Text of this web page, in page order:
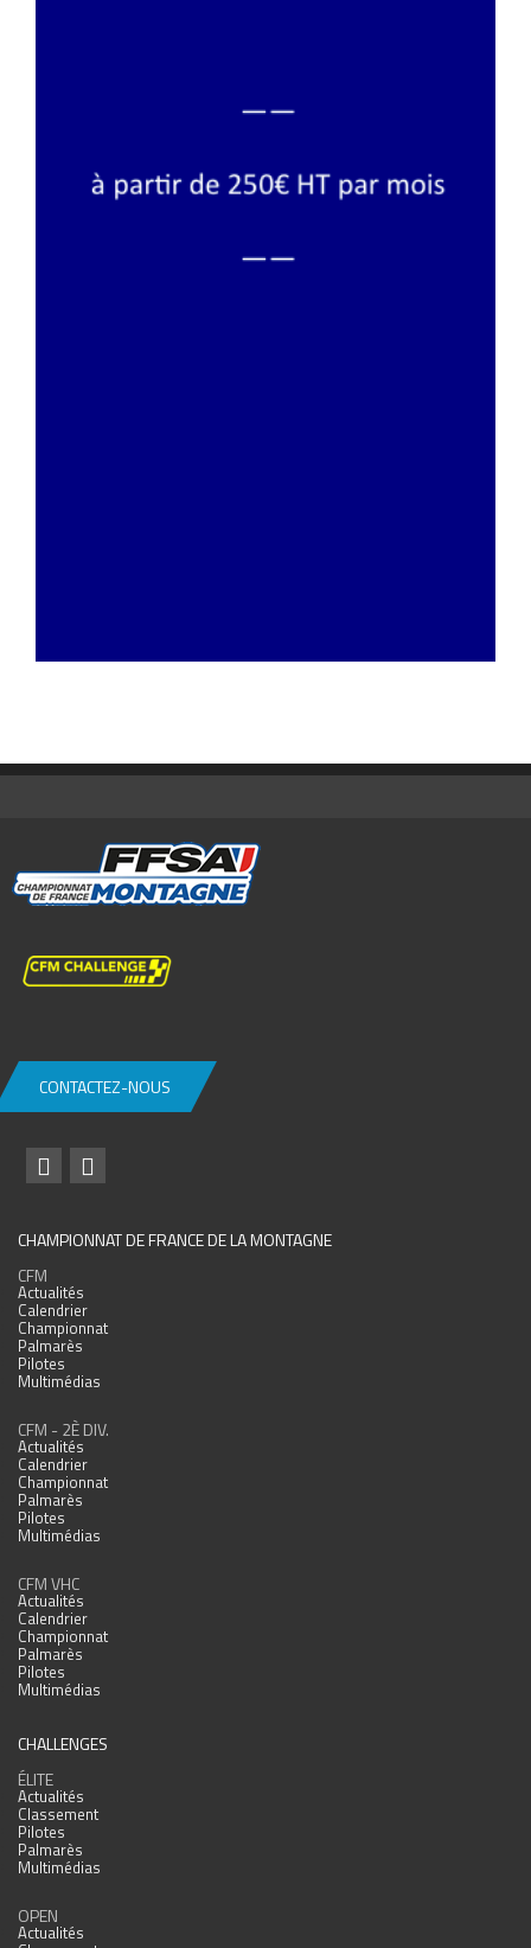
CONTACTEZ-NOUS
CHAMPIONNAT DE FRANCE DE LA MONTAGNE
CFM
Actualités
Calendrier
Championnat
Palmarès
Pilotes
Multimédias
CFM - 2È DIV.
Actualités
Calendrier
Championnat
Palmarès
Pilotes
Multimédias
CFM VHC
Actualités
Calendrier
Championnat
Palmarès
Pilotes
Multimédias
CHALLENGES
ÉLITE
Actualités
Classement
Pilotes
Palmarès
Multimédias
OPEN
Actualités